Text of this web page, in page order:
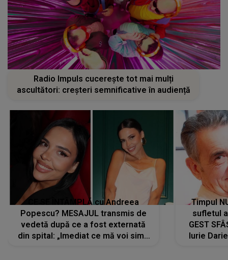
Radio Impuls cucerește tot mai mulți
ascultători: creșteri semnificative în audiență
CE SE ÎNTÂMPLĂ cu Andreea
Popescu? MESAJUL transmis de
vedetă după ce a fost externată
din spital: „Imediat ce mă voi simți
Timpul
sufletul
GEST
Iurie